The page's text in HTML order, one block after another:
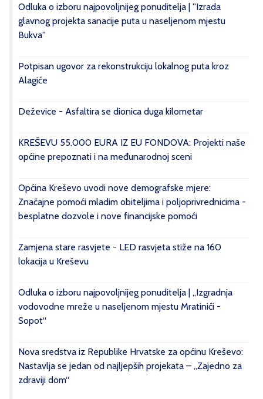
Odluka o izboru najpovoljnijeg ponuditelja | ''Izrada
glavnog projekta sanacije puta u naseljenom mjestu
Bukva''
Potpisan ugovor za rekonstrukciju lokalnog puta kroz
Alagiće
Deževice - Asfaltira se dionica duga kilometar
KREŠEVU 55.000 EURA IZ EU FONDOVA: Projekti naše
općine prepoznati i na međunarodnoj sceni
Općina Kreševo uvodi nove demografske mjere:
Značajne pomoći mladim obiteljima i poljoprivrednicima -
besplatne dozvole i nove financijske pomoći
Zamjena stare rasvjete - LED rasvjeta stiže na 160
lokacija u Kreševu
Odluka o izboru najpovoljnijeg ponuditelja | „Izgradnja
vodovodne mreže u naseljenom mjestu Mratinići -
Sopot“
Nova sredstva iz Republike Hrvatske za općinu Kreševo:
Nastavlja se jedan od najljepših projekata – „Zajedno za
zdraviji dom“